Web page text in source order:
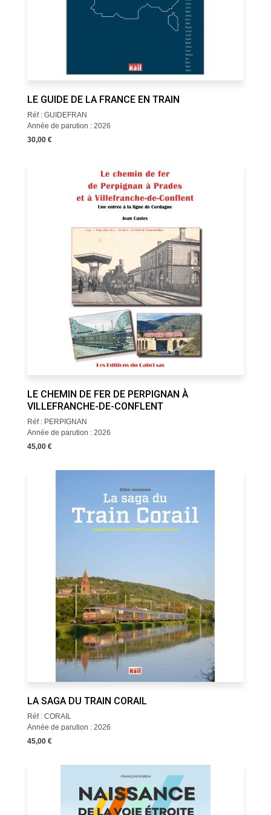
LE GUIDE DE LA FRANCE EN TRAIN
Réf : GUIDEFRAN
Année de parution : 2026
30,00 €
LE CHEMIN DE FER DE PERPIGNAN À
VILLEFRANCHE-DE-CONFLENT
Réf : PERPIGNAN
Année de parution : 2026
45,00 €
LA SAGA DU TRAIN CORAIL
Réf : CORAIL
Année de parution : 2026
45,00 €